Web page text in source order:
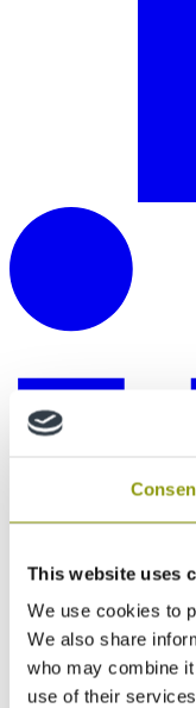
This website uses
We use cookies to
We also share
who may combine
use of their